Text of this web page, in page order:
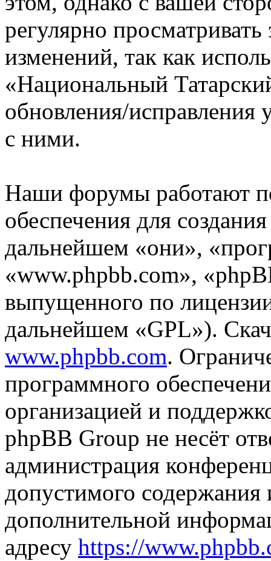
регулярно просматривать
изменений, так как
«Национальный
обновления/исправления
с ними.
Наши форумы работают
обеспечения для
дальнейшем «они»,
«www.phpbb.com»,
выпущенного по
дальнейшем «GPL»).
www.phpbb.com.
программного
организацией и
phpBB Group не несёт
администрация
допустимого
дополнительной
адресу https://